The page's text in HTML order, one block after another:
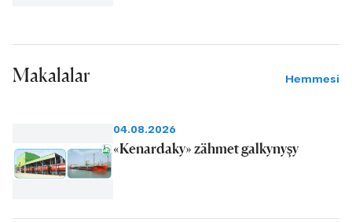
Makalalar Hemmesi
04.08.2026
«Kenardaky» zähmet galkynyşy